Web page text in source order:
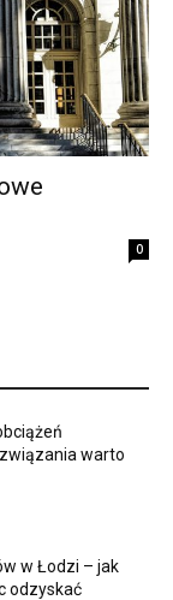
0
warto
w Łodzi – jak
odzyskać